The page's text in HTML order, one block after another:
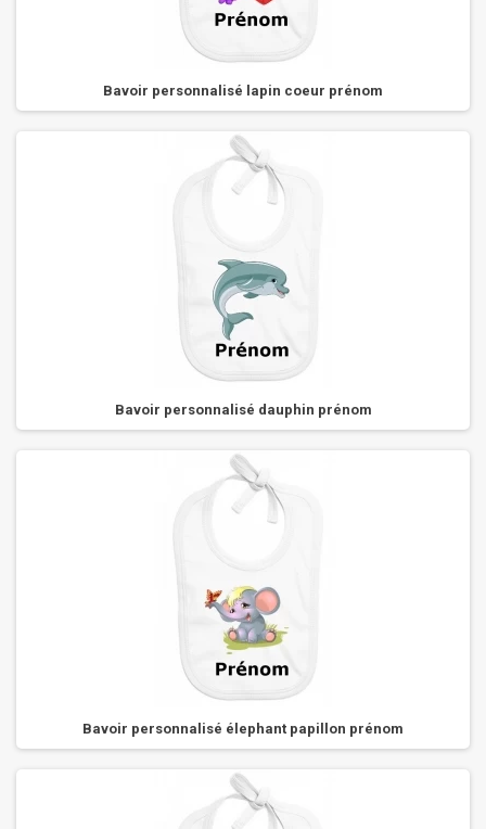
Bavoir personnalisé lapin coeur prénom
Bavoir personnalisé dauphin prénom
Bavoir personnalisé élephant papillon prénom